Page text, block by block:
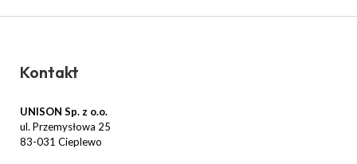
Kontakt
UNISON Sp. z o.o.
ul. Przemysłowa 25
83-031 Cieplewo